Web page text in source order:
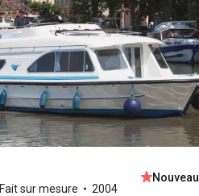
Fait sur mesure
2004
Nouveau